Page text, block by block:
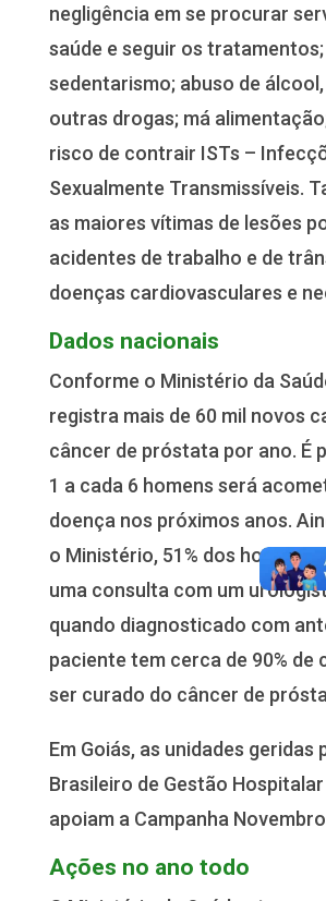
negligência em se procurar
saúde e seguir os tratamentos;
sedentarismo; abuso de
outras drogas; má
risco de contrair ISTs –
Sexualmente Transmissíveis.
as maiores vítimas de lesões
acidentes de trabalho e de
doenças cardiovasculares e
Dados nacionais
Conforme o Ministério da
registra mais de 60 mil novos
câncer de próstata por ano. É
1 a cada 6 homens será
doença nos próximos anos.
o Ministério, 51% dos homens
uma consulta com um
quando diagnosticado com
paciente tem cerca de 90% de
ser curado do câncer de
Em Goiás, as unidades
Brasileiro de Gestão Hospitalar
apoiam a Campanha
Ações no ano todo